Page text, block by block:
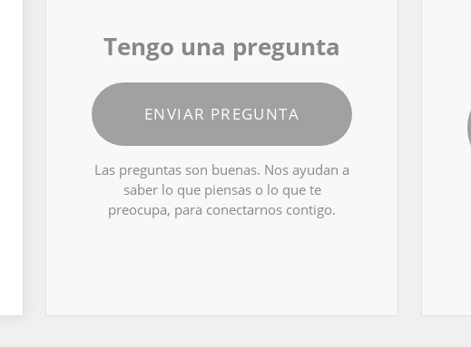
Tengo una pregunta
ENVIAR PREGUNTA
Las preguntas son buenas. Nos ayudan a
saber lo que piensas o lo que te
preocupa, para conectarnos contigo.